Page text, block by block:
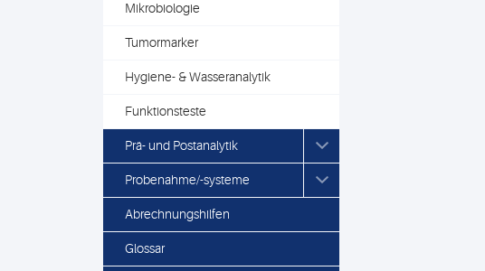
Mikrobiologie
Tumormarker
Hygiene- & Wasseranalytik
Funktionsteste
Prä- und Postanalytik
Probenahme/-systeme
Abrechnungshilfen
Glossar